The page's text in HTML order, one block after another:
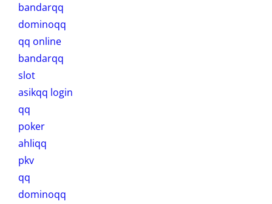
bandarqq
dominoqq
qq online
bandarqq
slot
asikqq login
qq
poker
ahliqq
pkv
qq
dominoqq